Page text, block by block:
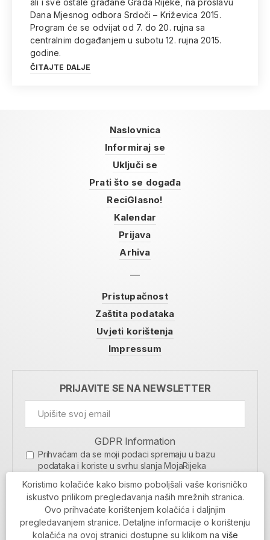
ali i sve ostale građane Grada Rijeke, na proslavu
Dana Mjesnog odbora Srdoči – Križevica 2015.
Program će se odvijat od 7. do 20. rujna sa
centralnim događanjem u subotu 12. rujna 2015.
godine.
ČITAJTE DALJE
Naslovnica
Informiraj se
Uključi se
Prati što se događa
ReciGlasno!
Kalendar
Prijava
Arhiva
Pristupačnost
Zaštita podataka
Uvjeti korištenja
Impressum
PRIJAVITE SE NA NEWSLETTER
GDPR Information
Prihvaćam da se moji podaci spremaju u bazu
podataka i koriste u svrhu slanja MojaRijeka
MOJARIJEKA NEWSLETTER
PRIJAVI SE
Koristimo kolačiće kako bismo poboljšali vaše korisničko
iskustvo prilikom pregledavanja naših mrežnih stranica.
Ovo prihvaćate korištenjem kolačića i daljnjim
pregledavanjem stranice. Detaljne informacije o korištenju
kolačića na ovoj stranici dostupne su klikom na više